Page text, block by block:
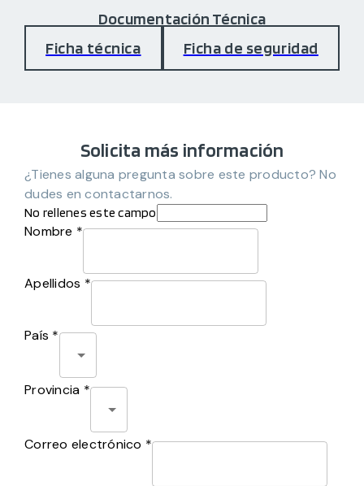
Documentación Técnica
Ficha técnica
Ficha de seguridad
Solicita más información
¿Tienes alguna pregunta sobre este producto? No
dudes en contactarnos.
No rellenes este campo
Nombre *
Apellidos *
País *
Provincia *
Correo electrónico *